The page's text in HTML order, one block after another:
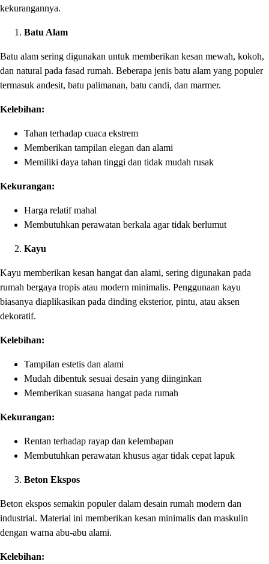
kekurangannya.
Batu Alam
Batu alam sering digunakan untuk memberikan kesan mewah, kokoh,
dan natural pada fasad rumah. Beberapa jenis batu alam yang populer
termasuk andesit, batu palimanan, batu candi, dan marmer.
Kelebihan:
Tahan terhadap cuaca ekstrem
Memberikan tampilan elegan dan alami
Memiliki daya tahan tinggi dan tidak mudah rusak
Kekurangan:
Harga relatif mahal
Membutuhkan perawatan berkala agar tidak berlumut
Kayu
Kayu memberikan kesan hangat dan alami, sering digunakan pada
rumah bergaya tropis atau modern minimalis. Penggunaan kayu
biasanya diaplikasikan pada dinding eksterior, pintu, atau aksen
dekoratif.
Kelebihan:
Tampilan estetis dan alami
Mudah dibentuk sesuai desain yang diinginkan
Memberikan suasana hangat pada rumah
Kekurangan:
Rentan terhadap rayap dan kelembapan
Membutuhkan perawatan khusus agar tidak cepat lapuk
Beton Ekspos
Beton ekspos semakin populer dalam desain rumah modern dan
industrial. Material ini memberikan kesan minimalis dan maskulin
dengan warna abu-abu alami.
Kelebihan: